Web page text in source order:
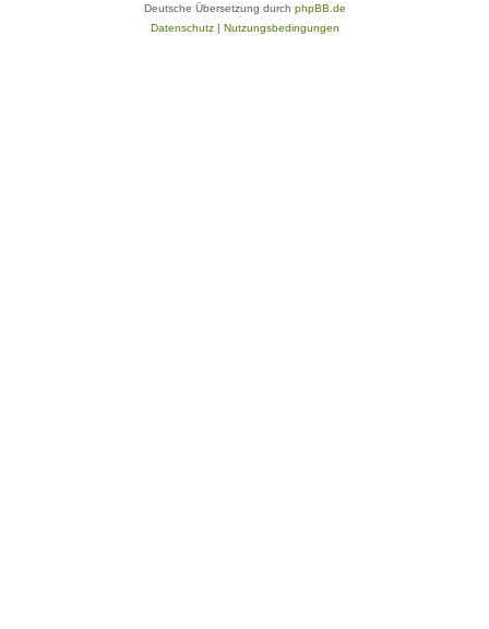
Deutsche Übersetzung durch phpBB.de
Datenschutz| Nutzungsbedingungen